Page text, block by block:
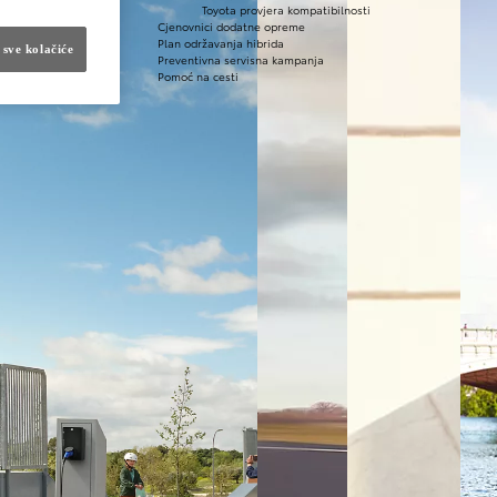
Toyota provjera kompatibilnosti
Cjenovnici dodatne opreme
Plan održavanja hibrida
Preventivna servisna kampanja
Pomoć na cesti
kolačiće